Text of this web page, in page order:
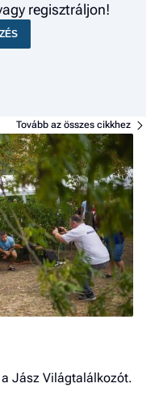
regisztráljon!
Tovább az összes cikkhez
Jász Világtalálkozót.